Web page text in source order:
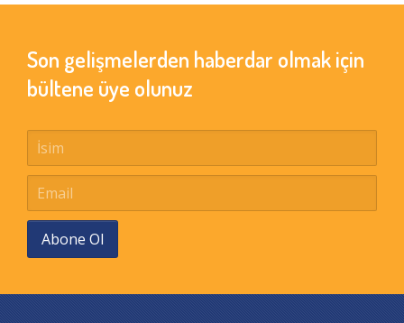
Son gelişmelerden haberdar olmak için
bültene üye olunuz
Abone Ol